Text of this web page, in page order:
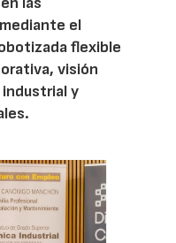
el
flexible
visión
y